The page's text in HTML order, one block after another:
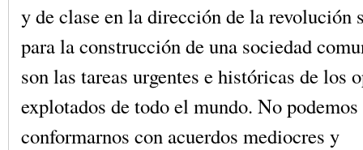
y de clase en la dirección de la revolución
para la construcción de una sociedad
son las tareas urgentes e históricas de los
explotados de todo el mundo. No
conformarnos con acuerdos mediocres y